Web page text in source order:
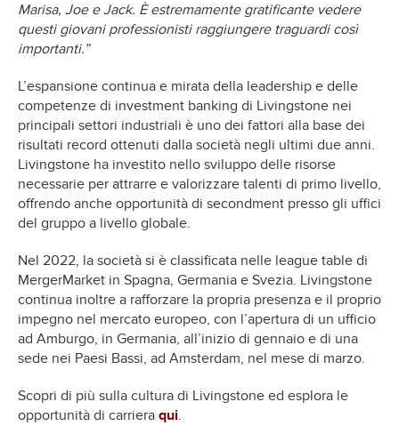
Marisa, Joe e Jack. È estremamente gratificante vedere
questi giovani professionisti raggiungere traguardi così
importanti.”
L’espansione continua e mirata della leadership e delle
competenze di investment banking di Livingstone nei
principali settori industriali è uno dei fattori alla base dei
risultati record ottenuti dalla società negli ultimi due anni.
Livingstone ha investito nello sviluppo delle risorse
necessarie per attrarre e valorizzare talenti di primo livello,
offrendo anche opportunità di secondment presso gli uffici
del gruppo a livello globale.
Nel 2022, la società si è classificata nelle league table di
MergerMarket in Spagna, Germania e Svezia. Livingstone
continua inoltre a rafforzare la propria presenza e il proprio
impegno nel mercato europeo, con l’apertura di un ufficio
ad Amburgo, in Germania, all’inizio di gennaio e di una
sede nei Paesi Bassi, ad Amsterdam, nel mese di marzo.
Scopri di più sulla cultura di Livingstone ed esplora le
opportunità di carriera qui.